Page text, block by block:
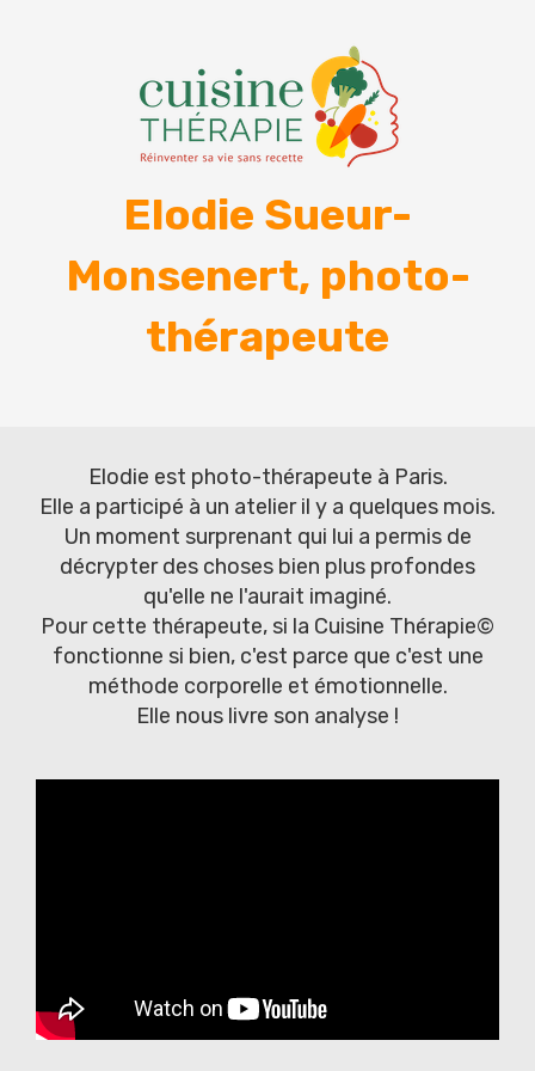
Elodie Sueur-
Monsenert, photo-
thérapeute
Elodie est photo-thérapeute à Paris.
Elle a participé à un atelier il y a quelques mois.
Un moment surprenant qui lui a permis de
décrypter des choses bien plus profondes
qu'elle ne l'aurait imaginé.
Pour cette thérapeute, si la Cuisine Thérapie©
fonctionne si bien, c'est parce que c'est une
méthode corporelle et émotionnelle.
Elle nous livre son analyse !